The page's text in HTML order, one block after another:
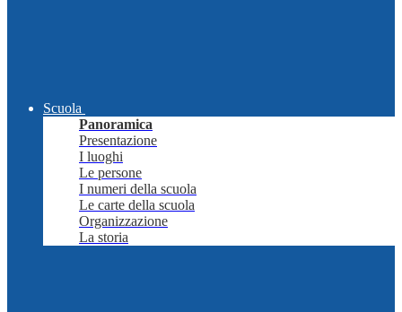
Scuola
Panoramica
Presentazione
I luoghi
Le persone
I numeri della scuola
Le carte della scuola
Organizzazione
La storia